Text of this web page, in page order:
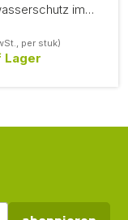
im
per stuk)
Lager